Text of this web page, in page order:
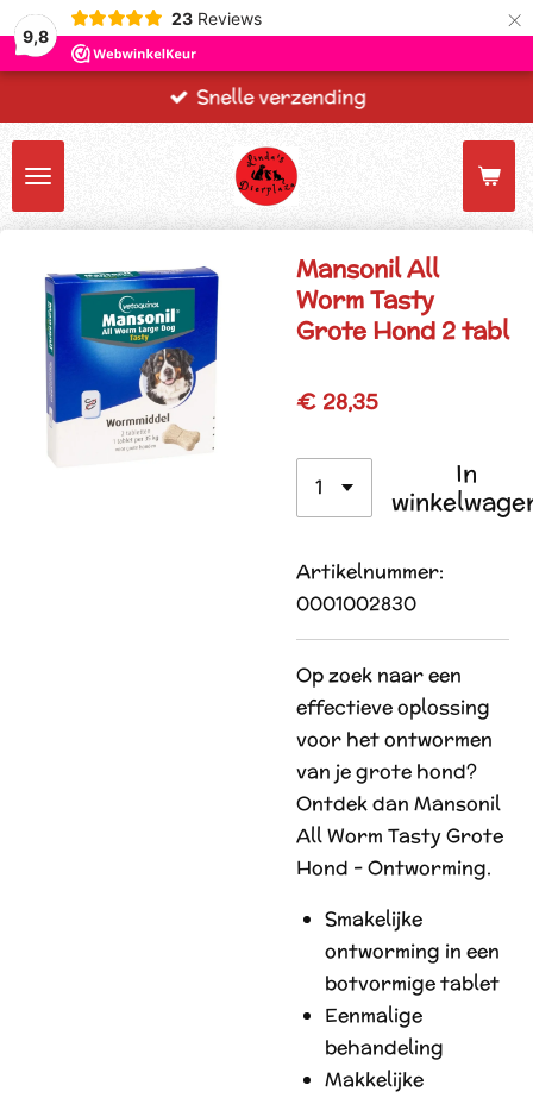
9,8
23 Reviews ×
Snelle verzending
Mansonil All
Worm Tasty
Grote Hond 2 tabl
€ 28,35
In
Artikelnummer:
0001002830
Op zoek naar een
effectieve oplossing
voor het ontwormen
van je grote hond?
Ontdek dan Mansonil
All Worm Tasty Grote
Hond - Ontworming.
Smakelijke
ontworming in een
botvormige tablet
Eenmalige
behandeling
Makkelijke